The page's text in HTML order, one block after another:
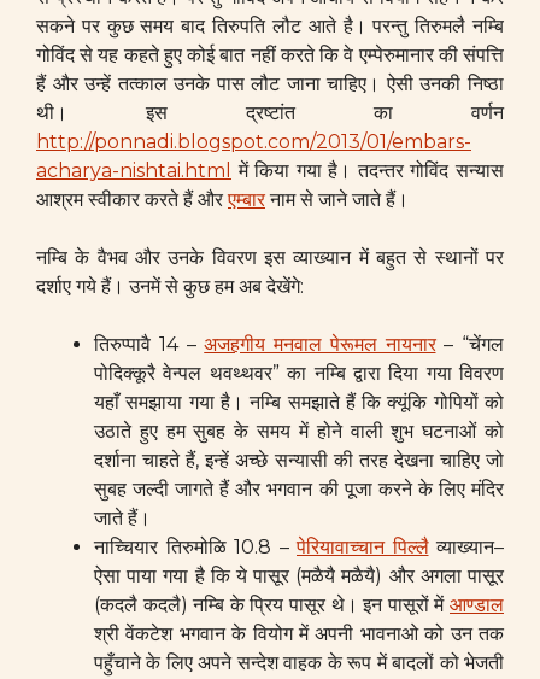
सकने पर कुछ समय बाद तिरुपति लौट आते है। परन्तु तिरुमलै नम्बि
गोविंद से यह कहते हुए कोई बात नहीं करते कि वे एम्पेरुमानार की संपत्ति
हैं और उन्हें तत्काल उनके पास लौट जाना चाहिए। ऐसी उनकी निष्ठा
थी। इस द्रष्टांत का वर्णन
http://ponnadi.blogspot.com/2013/01/embars-
acharya-nishtai.html में किया गया है। तदन्तर गोविंद सन्यास
आश्रम स्वीकार करते हैं औरएम्बारनाम से जाने जाते हैं।
नम्बि के वैभव और उनके विवरण इस व्याख्यान में बहुत से स्थानों पर
दर्शाए गये हैं। उनमें से कुछ हम अब देखेंगे:
तिरुप्पावै 14 –अजहगीय मनवाल पेरूमल नायनार– “चेंगल
पोदिक्कूरै वेन्पल थवथ्थवर” का नम्बि द्वारा दिया गया विवरण
यहाँ समझाया गया है। नम्बि समझाते हैं कि क्यूंकि गोपियों को
उठाते हुए हम सुबह के समय में होने वाली शुभ घटनाओं को
दर्शाना चाहते हैं, इन्हें अच्छे सन्यासी की तरह देखना चाहिए जो
सुबह जल्दी जागते हैं और भगवान की पूजा करने के लिए मंदिर
जाते हैं।
नाच्चियार तिरुमोळि 10.8 –पेरियावाच्चान पिल्लैव्याख्यान–
ऐसा पाया गया है कि ये पासूर (मळैयै मळैयै) और अगला पासूर
(कदलै कदलै) नम्बि के प्रिय पासूर थे। इन पासूरों में आण्डाल
श्री वेंकटेश भगवान के वियोग में अपनी भावनाओ को उन तक
पहुँचाने के लिए अपने सन्देश वाहक के रूप में बादलों को भेजती